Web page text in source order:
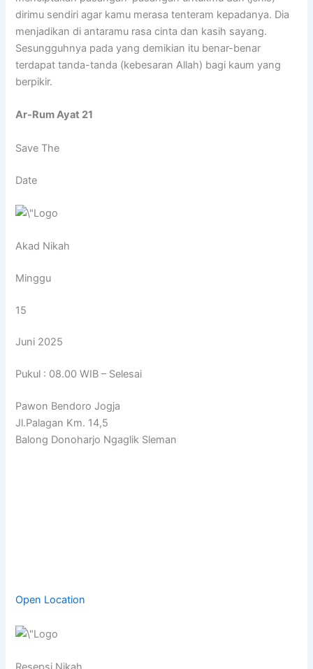
dirimu sendiri agar kamu merasa tenteram kepadanya. Dia
menjadikan di antaramu rasa cinta dan kasih sayang.
Sesungguhnya pada yang demikian itu benar-benar
terdapat tanda-tanda (kebesaran Allah) bagi kaum yang
berpikir.
Ar-Rum Ayat 21
Save The
Date
Akad Nikah
Minggu
15
Juni 2025
Pukul : 08.00 WIB – Selesai
Pawon Bendoro Jogja
Jl.Palagan Km. 14,5
Balong Donoharjo Ngaglik Sleman
Open Location